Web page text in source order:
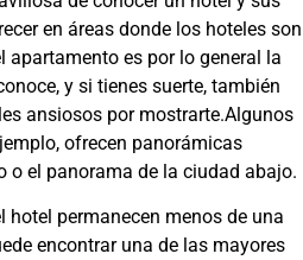
en áreas donde los hoteles son
apartamento es por lo general la
y si tienes suerte, también
ansiosos por mostrarte.Algunos
ofrecen panorámicas
o el panorama de la ciudad abajo.
hotel permanecen menos de una
encontrar una de las mayores